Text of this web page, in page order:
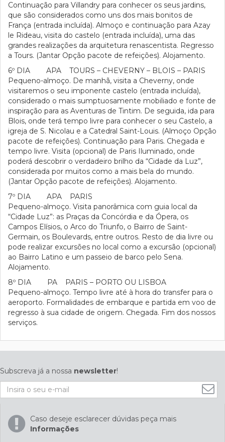
Continuação para Villandry para conhecer os seus jardins,
que são considerados como uns dos mais bonitos de
França (entrada incluída). Almoço e continuação para Azay
le Rideau, visita do castelo (entrada incluída), uma das
grandes realizações da arquitetura renascentista. Regresso
a Tours. (Jantar Opção pacote de refeições). Alojamento.
6º DIA APA TOURS – CHEVERNY – BLOIS – PARIS
Pequeno-almoço. De manhã, visita a Cheverny, onde
visitaremos o seu imponente castelo (entrada incluída),
considerado o mais sumptuosamente mobiliado e fonte de
inspiração para as Aventuras de Tintim. De seguida, ida para
Blois, onde terá tempo livre para conhecer o seu Castelo, a
igreja de S. Nicolau e a Catedral Saint-Louis. (Almoço Opção
pacote de refeições). Continuação para Paris. Chegada e
tempo livre. Visita (opcional) de Paris Iluminado, onde
poderá descobrir o verdadeiro brilho da “Cidade da Luz”,
considerada por muitos como a mais bela do mundo.
(Jantar Opção pacote de refeições). Alojamento.
7º DIA APA PARIS
Pequeno-almoço. Visita panorâmica com guia local da
“Cidade Luz”: as Praças da Concórdia e da Ópera, os
Campos Elísios, o Arco do Triunfo, o Bairro de Saint-
Germain, os Boulevards, entre outros. Resto de dia livre ou
pode realizar excursões no local como a excursão (opcional)
ao Bairro Latino e um passeio de barco pelo Sena.
Alojamento.
8º DIA PA PARIS – PORTO OU LISBOA
Pequeno-almoço. Tempo livre até à hora do transfer para o
aeroporto. Formalidades de embarque e partida em voo de
regresso à sua cidade de origem. Chegada. Fim dos nossos
serviços.
Subscreva já a nossa newsletter!
Caso deseje esclarecer dúvidas peça mais
Informações